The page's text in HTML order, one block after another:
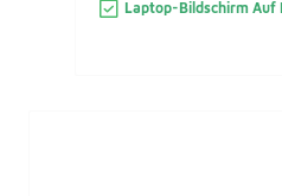
Laptop-Bildschirm Auf